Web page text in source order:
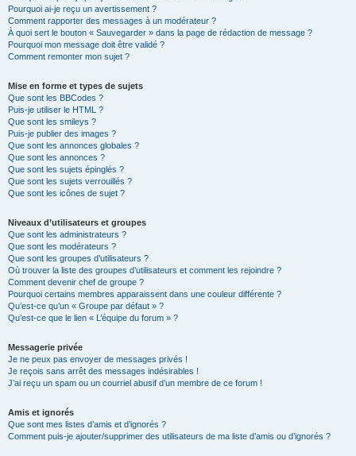
Pourquoi ai-je reçu un avertissement ?
Comment rapporter des messages à un modérateur ?
À quoi sert le bouton « Sauvegarder » dans la page de rédaction de message ?
Pourquoi mon message doit être validé ?
Comment remonter mon sujet ?
Mise en forme et types de sujets
Que sont les BBCodes ?
Puis-je utiliser le HTML ?
Que sont les smileys ?
Puis-je publier des images ?
Que sont les annonces globales ?
Que sont les annonces ?
Que sont les sujets épinglés ?
Que sont les sujets verrouillés ?
Que sont les icônes de sujet ?
Niveaux d’utilisateurs et groupes
Que sont les administrateurs ?
Que sont les modérateurs ?
Que sont les groupes d’utilisateurs ?
Où trouver la liste des groupes d’utilisateurs et comment les rejoindre ?
Comment devenir chef de groupe ?
Pourquoi certains membres apparaissent dans une couleur différente ?
Qu’est-ce qu’un « Groupe par défaut » ?
Qu’est-ce que le lien « L’équipe du forum » ?
Messagerie privée
Je ne peux pas envoyer de messages privés !
Je reçois sans arrêt des messages indésirables !
J’ai reçu un spam ou un courriel abusif d’un membre de ce forum !
Amis et ignorés
Que sont mes listes d’amis et d’ignorés ?
Comment puis-je ajouter/supprimer des utilisateurs de ma liste d’amis ou d’ignorés ?